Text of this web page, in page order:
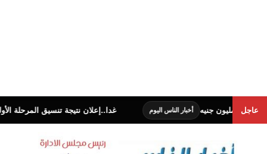
عاجل أخبار الناس اليوم غدا..إعلان نتيجة تنسيق المرحلة الأولى للجامعات